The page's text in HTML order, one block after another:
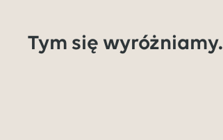
Tym się wyróżniamy.